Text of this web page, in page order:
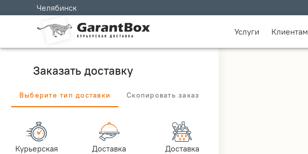
Челябинск
Услуги Клиентам
Заказать доставку
Выберите тип доставки Скопировать заказ
Курьерская
Доставка
Доставка